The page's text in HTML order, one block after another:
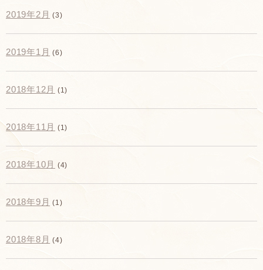
2019年2月 (3)
2019年1月 (6)
2018年12月 (1)
2018年11月 (1)
2018年10月 (4)
2018年9月 (1)
2018年8月 (4)